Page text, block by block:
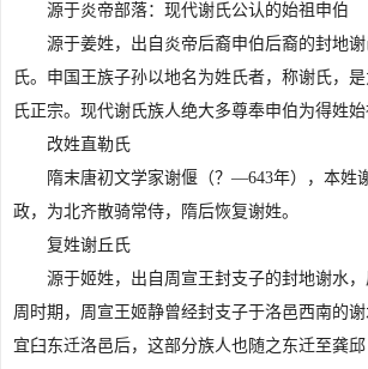
源于炎帝部落：现代谢氏公认的始祖申伯
源于姜姓，出自炎帝后裔申伯后裔的封地
氏。申国王族子孙以地名为姓氏者，称谢氏，
氏正宗。现代谢氏族人绝大多尊奉申伯为得姓始
改姓直勒氏
隋末唐初文学家谢偃（？—643年），本姓
政，为北齐散骑常侍，隋后恢复谢姓。
复姓谢丘氏
源于姬姓，出自周宣王封支子的封地谢水
周时期，周宣王姬静曾经封支子于洛邑西南的
宜臼东迁洛邑后，这部分族人也随之东迁至龚